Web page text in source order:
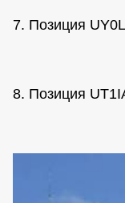
7. Позиция
8. Позиция